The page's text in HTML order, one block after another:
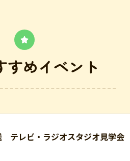
すめイベント
テレビ・ラジオスタジオ見学会